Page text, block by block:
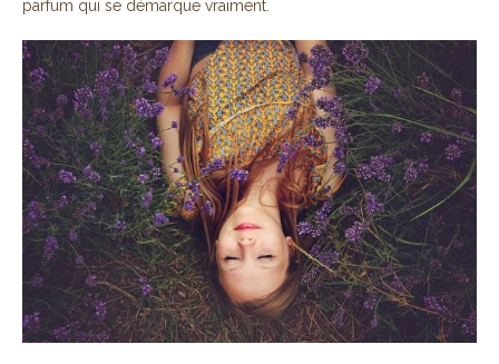
parfum qui se démarque vraiment.